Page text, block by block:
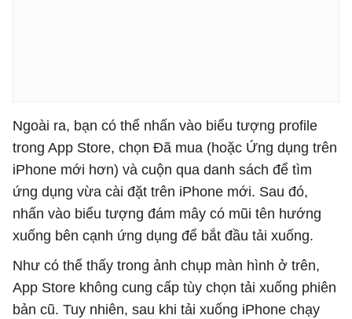
Ngoài ra, bạn có thể nhấn vào biểu tượng profile
trong App Store, chọn Đã mua (hoặc Ứng dụng trên
iPhone mới hơn) và cuộn qua danh sách để tìm
ứng dụng vừa cài đặt trên iPhone mới. Sau đó,
nhấn vào biểu tượng đám mây có mũi tên hướng
xuống bên cạnh ứng dụng để bắt đầu tải xuống.
Như có thể thấy trong ảnh chụp màn hình ở trên,
App Store không cung cấp tùy chọn tải xuống phiên
bản cũ. Tuy nhiên, sau khi tải xuống iPhone chạy